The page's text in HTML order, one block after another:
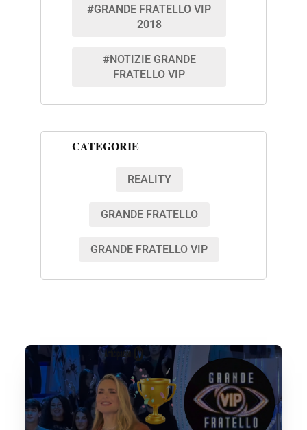
#GRANDE FRATELLO VIP
2018
#NOTIZIE GRANDE
FRATELLO VIP
CATEGORIE
REALITY
GRANDE FRATELLO
GRANDE FRATELLO VIP